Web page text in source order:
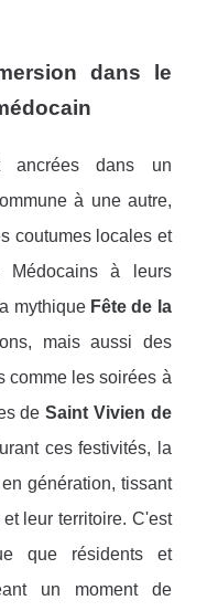
dans le
ancrées dans un
à une autre,
coutumes locales et
Médocains à leurs
mythique Fête de la
mais aussi des
comme les soirées à
deSaint Vivien de
ces festivités, la
génération, tissant
leur territoire. C'est
que résidents et
un moment de